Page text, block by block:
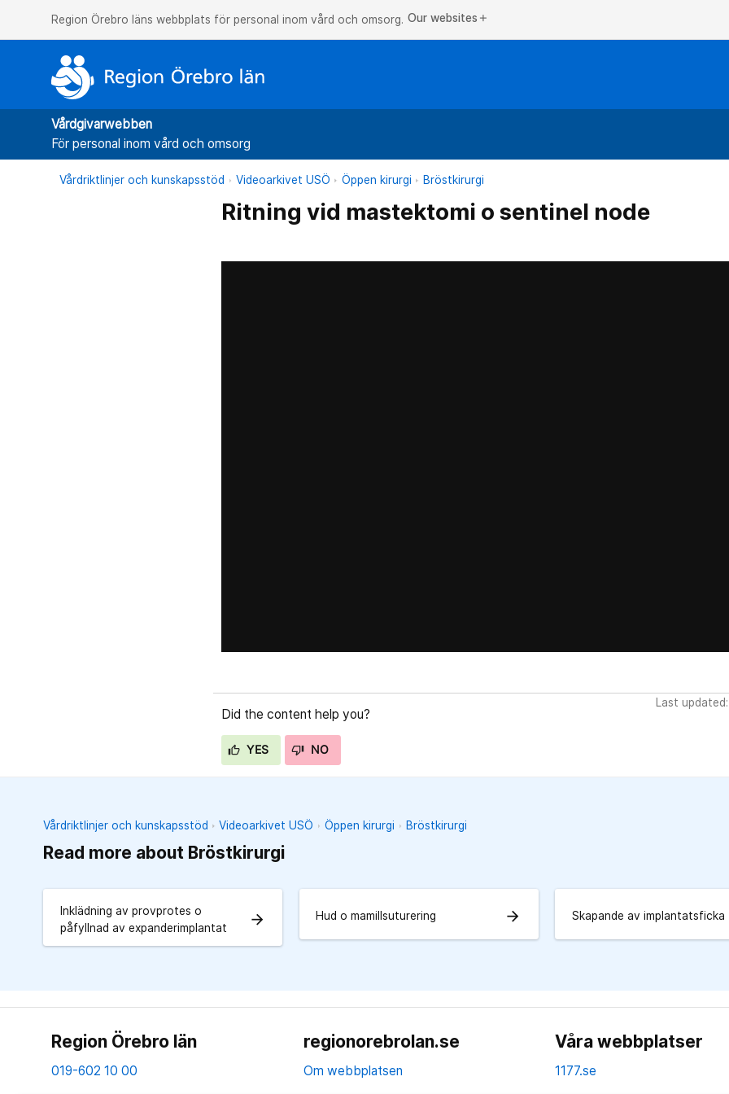
Region Örebro läns webbplats för personal inom vård och omsorg. Our websites add
Vårdgivarwebben
För personal inom vård och omsorg
Vårdriktlinjer och kunskapsstöd Videoarkivet USÖ Öppen kirurgi Bröstkirurgi
Ritning vid mastektomi o sentinel node
Did the content help you?
YES NO
Last
Vårdriktlinjer och kunskapsstöd Videoarkivet USÖ Öppen kirurgi Bröstkirurgi
Read more about Bröstkirurgi
Inklädning av provprotes o
påfyllnad av expanderimplantat
arrow_forward Hud o mamillsuturering arrow_forward Skapande av implantatsficka
Region Örebro län
019-602 10 00
regionorebrolan.se
Om webbplatsen
Våra webbplatser
1177.se